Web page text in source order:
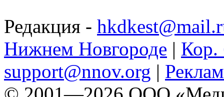
Редакция -
Нижнем Новгороде | Кор.
support@nnov.org |